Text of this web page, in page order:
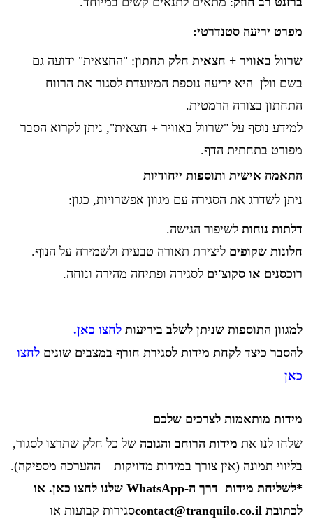
מפרט יריעה סטנדרטי:
שרוול באוויר + חצאית חלק תחתון: "החצאית" ידועה גם
בשם וולן היא יריעה נוספת המיועדת לסגור את הרווח
התחתון בצורה הרמטית.
למידע נוסף על "שרוול באוויר + חצאית", ניתן לקרוא הסבר
מפורט בתחתית הדף.
התאמה אישית ותוספות ייחודיות
ניתן לשדרג את הסגירה עם מגוון אפשרויות, כגון:
דלתות נוחות לשיפור הגישה.
חלונות שקופים ליצירת תאורה טבעית ולשמירה על הנוף.
רוכסנים או סקוצ'ים לסגירה ופתיחה מהירה ונוחה.
למגוון התוספות שניתן לשלב ביריעות לחצו כאן.
להסבר כיצד לקחת מידות לסגירת חורף במצבים שונים לחצו
כאן
מידות מותאמות לצרכים שלכם
שלחו לנו את מידות הרוחב והגובה של כל חלק שתרצו לסגור,
בליווי תמונה (אין צורך במידות מדויקות – ההערכה מספיקה).
*לשליחת מידות דרך ה-WhatsApp שלנו לחצו כאן. או
לכתובת contact@tranquilo.co.il
סגירות קבועות או